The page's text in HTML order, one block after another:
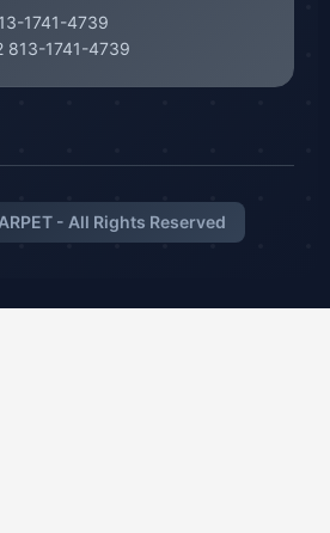
1741-4739
813-1741-4739
- All Rights Reserved